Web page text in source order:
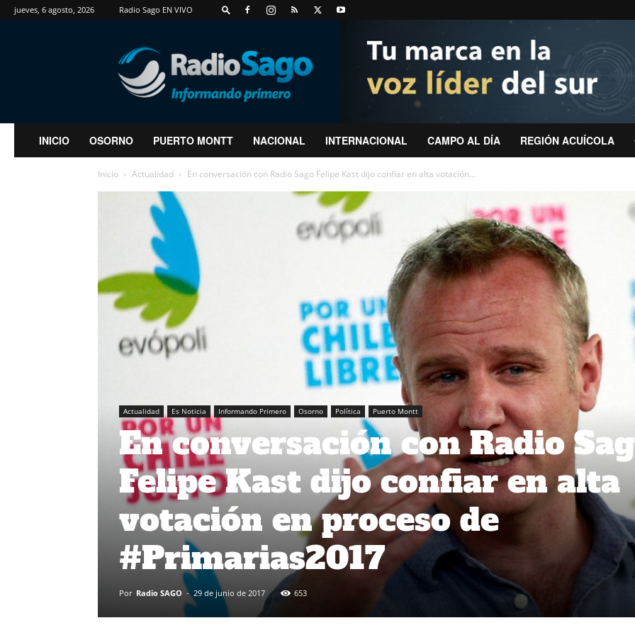
jueves, 6 agosto, 2026 Radio Sago EN VIVO
RadioSago
INICIO OSORNO PUERTO MONTT NACIONAL INTERNACIONAL CAMPO AL DÍA REGIÓN ACUÍCOLA
Inicio Actualidad En conversación con Radio Sago Felipe Kast dijo confiar en alta votación...
Actualidad Es Noticia Informando Primero Osorno Política Puerto Montt
En conversación con Radio
Felipe Kast dijo confiar en alta
votación en proceso de
#Primarias2017
Por Radio SAGO - 29 de junio de 2017 653